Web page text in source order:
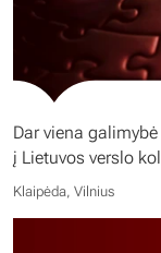
Dar viena
į Lietuvos verslo
Klaipėda, Vilnius